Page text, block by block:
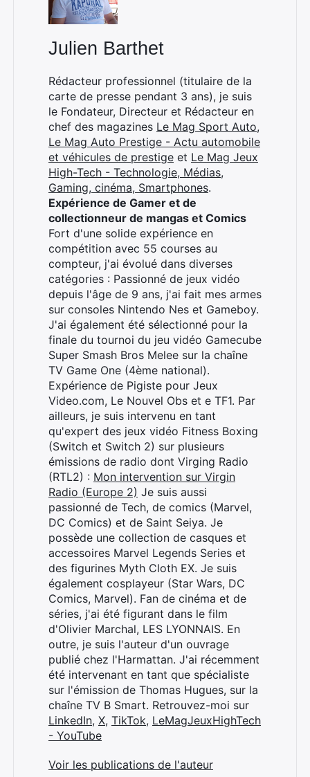
Julien Barthet
Rédacteur professionnel (titulaire de la
carte de presse pendant 3 ans), je suis
le Fondateur, Directeur et Rédacteur en
chef des magazines Le Mag Sport Auto,
Le Mag Auto Prestige - Actu automobile
et véhicules de prestige et Le Mag Jeux
High-Tech - Technologie, Médias,
Gaming, cinéma, Smartphones.
Expérience de Gamer et de
collectionneur de mangas et Comics
Fort d'une solide expérience en
compétition avec 55 courses au
compteur, j'ai évolué dans diverses
catégories : Passionné de jeux vidéo
depuis l'âge de 9 ans, j'ai fait mes armes
sur consoles Nintendo Nes et Gameboy.
J'ai également été sélectionné pour la
finale du tournoi du jeu vidéo Gamecube
Super Smash Bros Melee sur la chaîne
TV Game One (4ème national).
Expérience de Pigiste pour Jeux
Video.com, Le Nouvel Obs et e TF1. Par
ailleurs, je suis intervenu en tant
qu'expert des jeux vidéo Fitness Boxing
(Switch et Switch 2) sur plusieurs
émissions de radio dont Virging Radio
(RTL2) : Mon intervention sur Virgin
Radio (Europe 2) Je suis aussi
passionné de Tech, de comics (Marvel,
DC Comics) et de Saint Seiya. Je
possède une collection de casques et
accessoires Marvel Legends Series et
des figurines Myth Cloth EX. Je suis
également cosplayeur (Star Wars, DC
Comics, Marvel). Fan de cinéma et de
séries, j'ai été figurant dans le film
d'Olivier Marchal, LES LYONNAIS. En
outre, je suis l'auteur d'un ouvrage
publié chez l'Harmattan. J'ai récemment
été intervenant en tant que spécialiste
sur l'émission de Thomas Hugues, sur la
chaîne TV B Smart. Retrouvez-moi sur
LinkedIn, X, TikTok, LeMagJeuxHighTech
- YouTube
Voir les publications de l'auteur
Rechercher